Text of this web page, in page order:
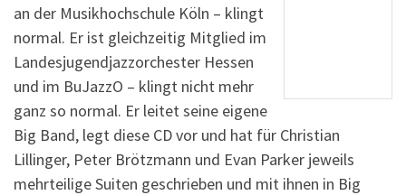
an der Musikhochschule Köln – klingt
normal. Er ist gleichzeitig Mitglied im
Landesjugendjazzorchester Hessen
und im BuJazzO – klingt nicht mehr
ganz so normal. Er leitet seine eigene
Big Band, legt diese CD vor und hat für Christian
Lillinger, Peter Brötzmann und Evan Parker jeweils
mehrteilige Suiten geschrieben und mit ihnen in Big